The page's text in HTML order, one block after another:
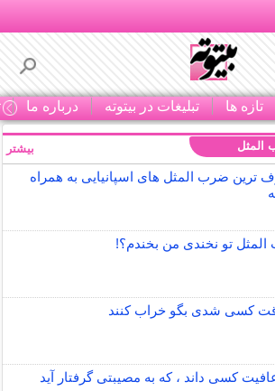
تازه ها تبلیغات در بیتوته درباره ما
المثل
ترین ضرب المثل های اسپانیایی به همراه
تو نخندی من بخندم؟!
کسی شدی بگو خراب کنند
کسی داند ، که به مصیبتی گرفتار آید
بیشتر